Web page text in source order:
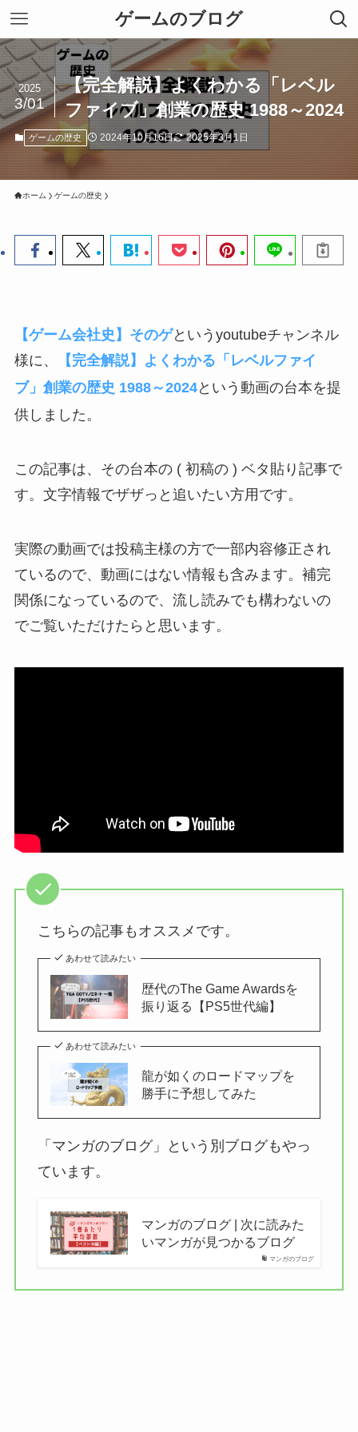
ゲームのブログ
【完全解説】よくわかる「レベル
ファイブ」創業の歴史 1988～2024
2025
3/01
ゲームの歴史 2024年10月16日 2025年3月1日
ホーム ゲームの歴史
【ゲーム会社史】そのゲというyoutubeチャンネル
様に、
【完全解説】よくわかる「レベルファイ
ブ」創業の歴史 1988～2024という動画の台本を提
供しました。
この記事は、その台本の ( 初稿の ) ベタ貼り記事で
す。文字情報でザザっと追いたい方用です。
実際の動画では投稿主様の方で一部内容修正され
ているので、動画にはない情報も含みます。補完
関係になっているので、流し読みでも構わないの
でご覧いただけたらと思います。
こちらの記事もオススメです。
あわせて読みたい
歴代のThe Game Awardsを
振り返る【PS5世代編】
あわせて読みたい
龍が如くのロードマップを
勝手に予想してみた
「マンガのブログ」という別ブログもやっ
ています。
マンガのブログ
マンガのブログ | 次に読みた
いマンガが見つかるブログ